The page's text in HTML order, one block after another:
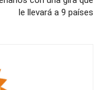
le llevará a 9 países